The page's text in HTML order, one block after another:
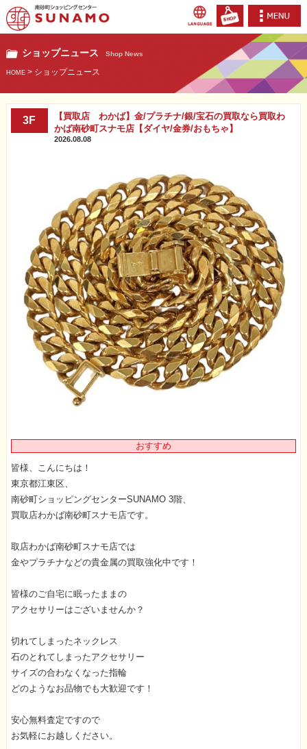
ショップニュース Shop News
HOME> ショップニュース
3F
【買取店 わかば】金/プラチナ/銀/宝石の買取なら買取わ
かば南砂町スナモ店【ダイヤ/金券/おもちゃ】
2026.08.08
おすすめ
皆様、こんにちは！
東京都江東区、
南砂町ショッピングセンターSUNAMO 3階、
買取店わかば南砂町スナモ店です。
取店わかば南砂町スナモ店では
金やプラチナなどの貴金属の買取強化中です！
皆様のご自宅に眠ったままの
アクセサリーはございませんか？
切れてしまったネックレス
石のとれてしまったアクセサリー
サイズの合わなくなった指輪
どのようなお品物でも大歓迎です！
安心無料査定ですので
お気軽にお越しください。